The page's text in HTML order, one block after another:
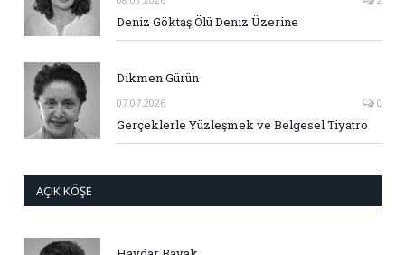
Deniz Göktaş Ölü Deniz Üzerine
Dikmen Gürün
07.07.2026 0
Gerçeklerle Yüzleşmek ve Belgesel Tiyatro
AÇIK KÖŞE